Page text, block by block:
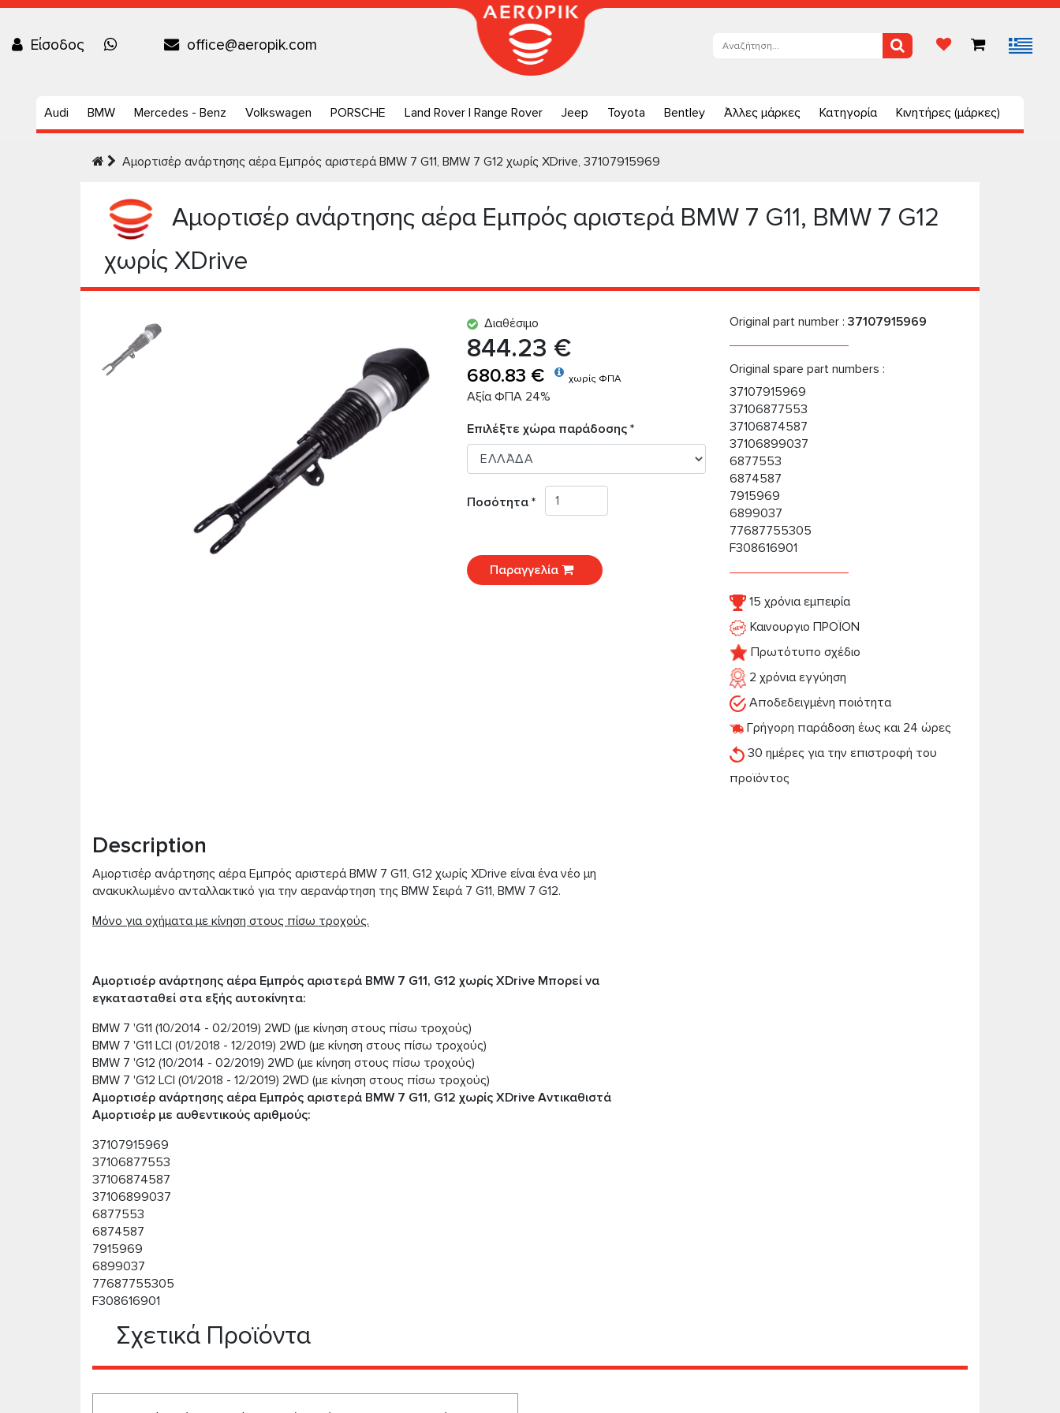
Είσοδος office@aeropik.com
Audi BMW Mercedes - Benz Volkswagen PORSCHE Land Rover | Range Rover Jeep Toyota Bentley Άλλες μάρκες Κατηγορία Κινητήρες (μάρκες)
Αμορτισέρ ανάρτησης αέρα Εμπρός αριστερά BMW 7 G11, BMW 7 G12 χωρίς XDrive, 37107915969
Αμορτισέρ ανάρτησης αέρα Εμπρός αριστερά BMW 7 G11, BMW 7 G12
χωρίς XDrive
Διαθέσιμο
844.23 €
680.83 € χωρίς ΦΠΑ
Αξία ΦΠΑ 24%
Επιλέξτε χώρα παράδοσης *
Ποσότητα *
Παραγγελία
Original part number : 37107915969
Original spare part numbers :
37107915969
37106877553
37106874587
37106899037
6877553
6874587
7915969
6899037
77687755305
F308616901
15 χρόνια εμπειρία
Καινουργιο ΠΡΟΪΟΝ
Πρωτότυπο σχέδιο
2 χρόνια εγγύηση
Αποδεδειγμένη ποιότητα
Γρήγορη παράδοση έως και 24 ώρες
30 ημέρες για την επιστροφή του
προϊόντος
Description
Αμορτισέρ ανάρτησης αέρα Εμπρός αριστερά BMW 7 G11, G12 χωρίς XDrive είναι ένα νέο μη
ανακυκλωμένο ανταλλακτικό για την αερανάρτηση της BMW Σειρά 7 G11, BMW 7 G12.
Μόνο για οχήματα με κίνηση στους πίσω τροχούς.
Αμορτισέρ ανάρτησης αέρα Εμπρός αριστερά BMW 7 G11, G12 χωρίς XDrive Μπορεί να
εγκατασταθεί στα εξής αυτοκίνητα:
BMW 7 'G11 (10/2014 - 02/2019) 2WD (με κίνηση στους πίσω τροχούς)
BMW 7 'G11 LCI (01/2018 - 12/2019) 2WD (με κίνηση στους πίσω τροχούς)
BMW 7 'G12 (10/2014 - 02/2019) 2WD (με κίνηση στους πίσω τροχούς)
BMW 7 'G12 LCI (01/2018 - 12/2019) 2WD (με κίνηση στους πίσω τροχούς)
Αμορτισέρ ανάρτησης αέρα Εμπρός αριστερά BMW 7 G11, G12 χωρίς XDrive Αντικαθιστά
Αμορτισέρ με αυθεντικούς αριθμούς:
37107915969
37106877553
37106874587
37106899037
6877553
6874587
7915969
6899037
77687755305
F308616901
Σχετικά Προϊόντα